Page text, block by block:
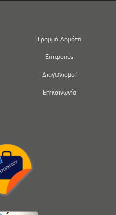
Γραμμή Δημότη
Επιτροπές
Διαγωνισμοί
Επικοινωνία